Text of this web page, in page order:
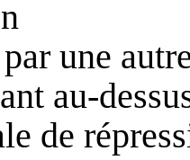
une
au-
de